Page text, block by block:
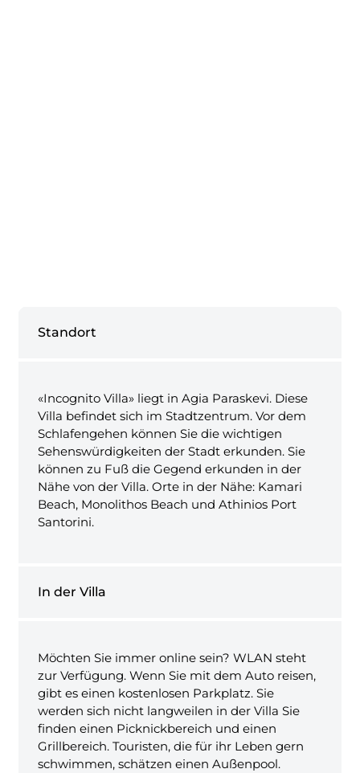
Standort
«Incognito Villa» liegt in Agia Paraskevi. Diese
Villa befindet sich im Stadtzentrum. Vor dem
Schlafengehen können Sie die wichtigen
Sehenswürdigkeiten der Stadt erkunden. Sie
können zu Fuß die Gegend erkunden in der
Nähe von der Villa. Orte in der Nähe: Kamari
Beach, Monolithos Beach und Athinios Port
Santorini.
In der Villa
Möchten Sie immer online sein? WLAN steht
zur Verfügung. Wenn Sie mit dem Auto reisen,
gibt es einen kostenlosen Parkplatz. Sie
werden sich nicht langweilen in der Villa Sie
finden einen Picknickbereich und einen
Grillbereich. Touristen, die für ihr Leben gern
schwimmen, schätzen einen Außenpool.